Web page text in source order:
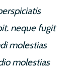
neque fugit
molestias
molestias